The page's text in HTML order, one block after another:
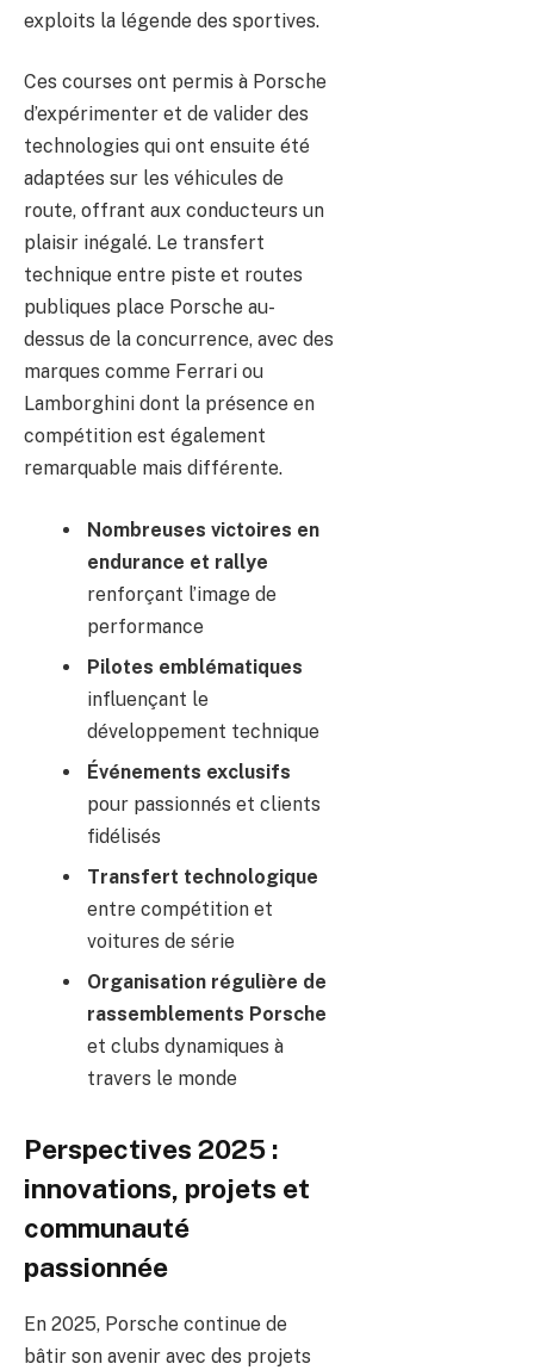
exploits la légende des sportives.
Ces courses ont permis à Porsche
d’expérimenter et de valider des
technologies qui ont ensuite été
adaptées sur les véhicules de
route, offrant aux conducteurs un
plaisir inégalé. Le transfert
technique entre piste et routes
publiques place Porsche au-
dessus de la concurrence, avec des
marques comme Ferrari ou
Lamborghini dont la présence en
compétition est également
remarquable mais différente.
Nombreuses victoires en
endurance et rallye
renforçant l’image de
performance
Pilotes emblématiques
influençant le
développement technique
Événements exclusifs
pour passionnés et clients
fidélisés
Transfert technologique
entre compétition et
voitures de série
Organisation régulière de
rassemblements Porsche
et clubs dynamiques à
travers le monde
Perspectives 2025 :
innovations, projets et
communauté
passionnée
En 2025, Porsche continue de
bâtir son avenir avec des projets